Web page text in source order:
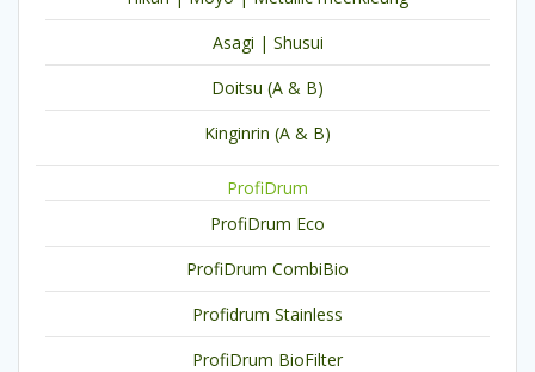
Asagi | Shusui
Doitsu (A & B)
Kinginrin (A & B)
ProfiDrum
ProfiDrum Eco
ProfiDrum CombiBio
Profidrum Stainless
ProfiDrum BioFilter